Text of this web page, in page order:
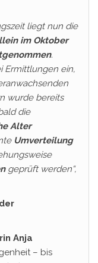
liegt nun die
im Oktober
.
Ermittlungen ein,
wurde bereits
die
Alter
Umverteilung
geprüft werden“,
Anja
– bis